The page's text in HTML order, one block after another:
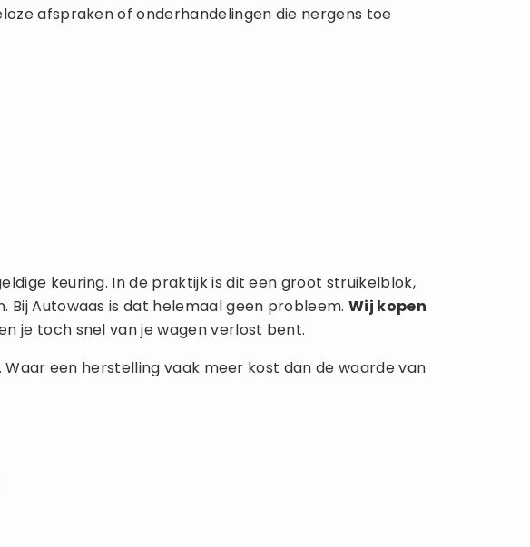
afspraken of onderhandelingen die nergens toe
keuring. In de praktijk is dit een groot struikelblok,
Autowaas is dat helemaal geen probleem.Wij kopen
je toch snel van je wagen verlost bent.
een herstelling vaak meer kost dan de waarde van